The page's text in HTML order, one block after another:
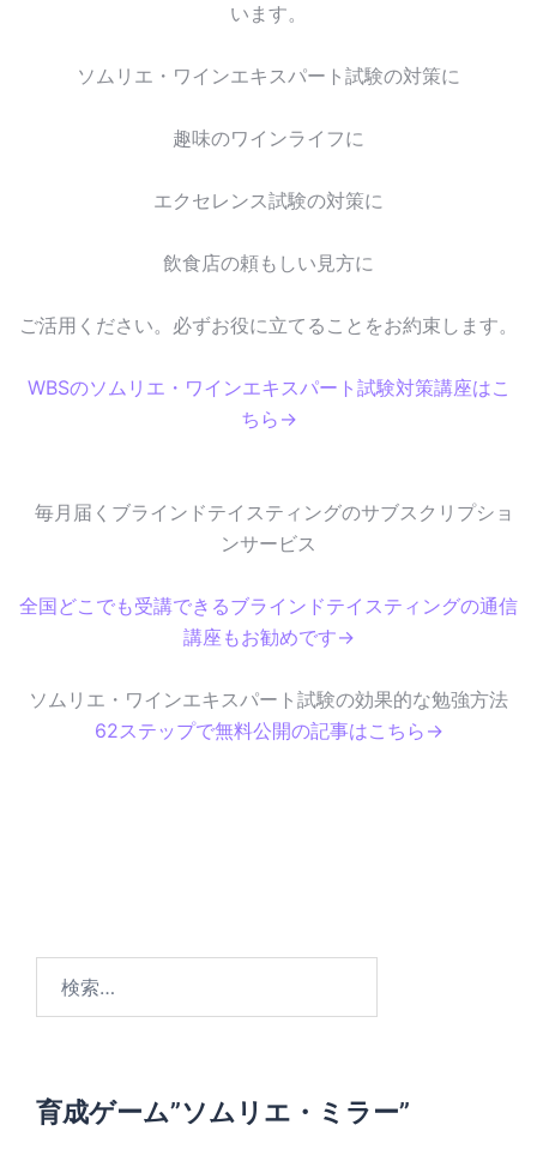
います。
ソムリエ・ワインエキスパート試験の対策に
趣味のワインライフに
エクセレンス試験の対策に
飲食店の頼もしい見方に
ご活用ください。必ずお役に立てることをお約束します。
WBSのソムリエ・ワインエキスパート試験対策講座はこ
ちら→
毎月届くブラインドテイスティングのサブスクリプショ
ンサービス
全国どこでも受講できるブラインドテイスティングの通信
講座もお勧めです→
ソムリエ・ワインエキスパート試験の効果的な勉強方法
62ステップで無料公開の記事はこちら→
育成ゲーム”ソムリエ・ミラー”